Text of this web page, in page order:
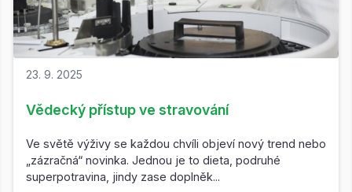
23. 9. 2025
Vědecký přístup ve stravování
Ve světě výživy se každou chvíli objeví nový trend nebo
„zázračná“ novinka. Jednou je to dieta, podruhé
superpotravina, jindy zase doplněk...